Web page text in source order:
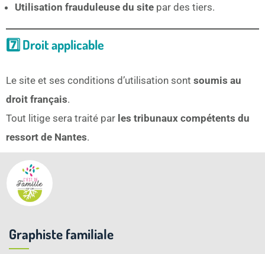
Utilisation frauduleuse du site par des tiers.
7️⃣ Droit applicable
Le site et ses conditions d’utilisation sont soumis au
droit français.
Tout litige sera traité par les tribunaux compétents du
ressort de Nantes.
Graphiste familiale